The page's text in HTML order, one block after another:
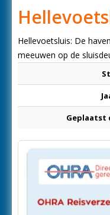
Hellevoetsluis: De
meeuwen op de
Geplaatst